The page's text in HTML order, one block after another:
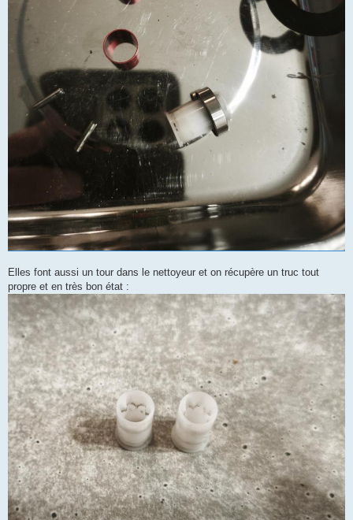
Elles font aussi un tour dans le nettoyeur et on récupère un truc tout
propre et en très bon état :